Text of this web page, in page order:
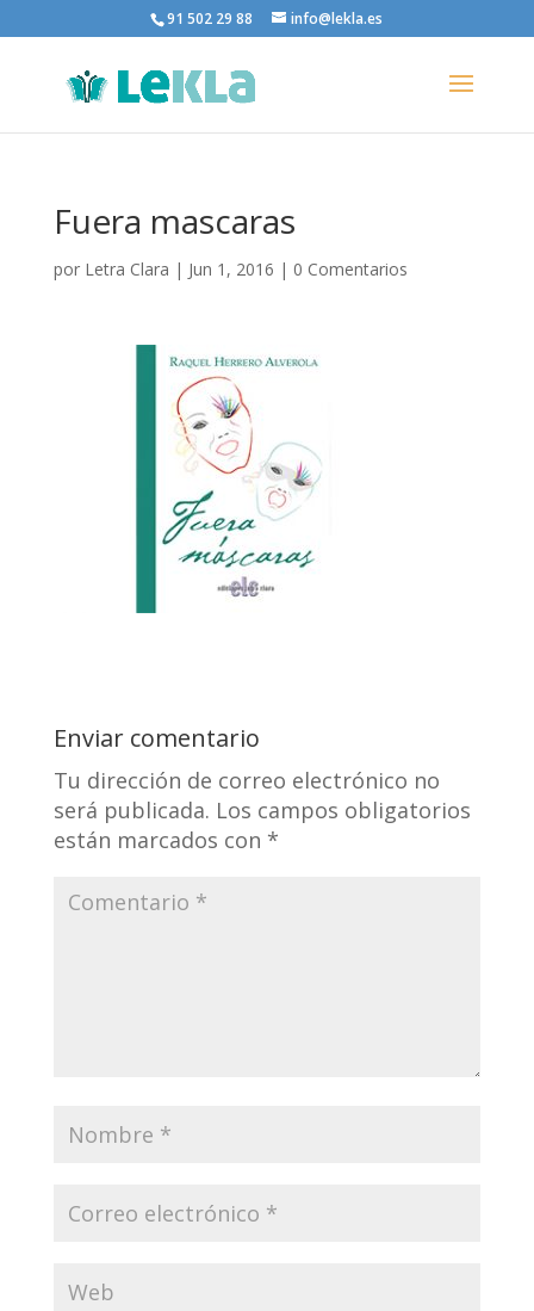
91 502 29 88 info@lekla.es
Fuera mascaras
por Letra Clara | Jun 1, 2016 | 0 Comentarios
Enviar comentario
Tu dirección de correo electrónico no
será publicada. Los campos obligatorios
están marcados con *